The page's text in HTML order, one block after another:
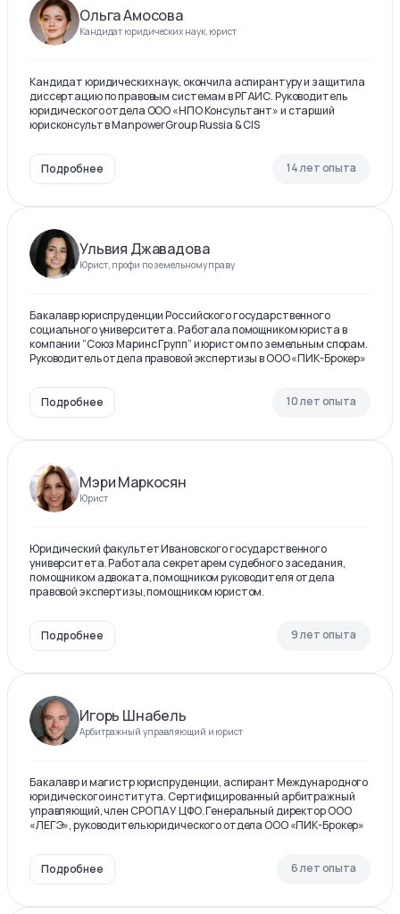
Ольга Амосова
Кандидат юридических наук, юрист
Кандидат юридических наук, окончила аспирантуру и защитила
диссертацию по правовым системам в РГАИС. Руководитель
юридического отдела ООО «НПО Консультант» и старший
юрисконсульт в ManpowerGroup Russia & CIS
Подробнее 14 лет опыта
Ульвия Джавадова
Юрист, профи по земельному праву
Бакалавр юриспруденции Российского государственного
социального университета. Работала помощником юриста в
компании “Союз Маринс Групп” и юристом по земельным спорам.
Руководитель отдела правовой экспертизы в ООО «ПИК-Брокер»
Подробнее 10 лет опыта
Мэри Маркосян
Юрист
Юридический факультет Ивановского государственного
университета. Работала секретарем судебного заседания,
помощником адвоката, помощником руководителя отдела
правовой экспертизы, помощником юристом.
Подробнее 9 лет опыта
Игорь Шнабель
Арбитражный управляющий и юрист
Бакалавр и магистр юриспруденции, аспирант Международного
юридического института. Сертифицированный арбитражный
управляющий, член СРО ПАУ ЦФО. Генеральный директор ООО
«ЛЕГЭ», руководитель юридического отдела ООО «ПИК-Брокер»
Подробнее 6 лет опыта